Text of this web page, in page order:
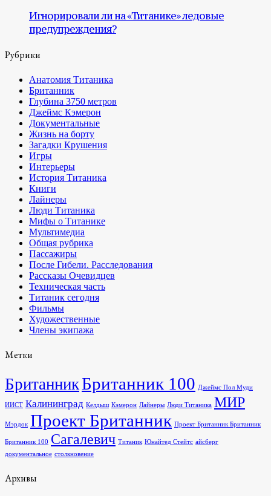
Игнорировали ли на «Титанике» ледовые
предупреждения?
Рубрики
Анатомия Титаника
Британник
Глубина 3750 метров
Джеймс Кэмерон
Документальные
Жизнь на борту
Загадки Крушения
Игры
Интерьеры
История Титаника
Книги
Лайнеры
Люди Титаника
Мифы о Титанике
Мультимедиа
Общая рубрика
Пассажиры
После Гибели. Расследования
Рассказы Очевидцев
Техническая часть
Титаник сегодня
Фильмы
Художественные
Члены экипажа
Метки
БританникБританник 100 Джеймс Пол Муди
ИИСТ Калининград Келдыш Кэмерон Лайнеры Люди Титаника МИР
Мэрдок Проект Британник Проект Британник Британник
Британник 100 Сагалевич Титаник Юнайтед Стейтс айсберг
документальное столкновение
Архивы